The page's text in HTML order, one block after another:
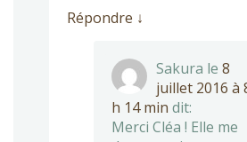
Répondre ↓
Sakura le 8
juillet 2016 à
h 14 min dit:
Merci Cléa ! Elle me